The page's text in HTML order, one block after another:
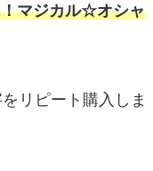
マジカル☆オシャ
リピート購入しま